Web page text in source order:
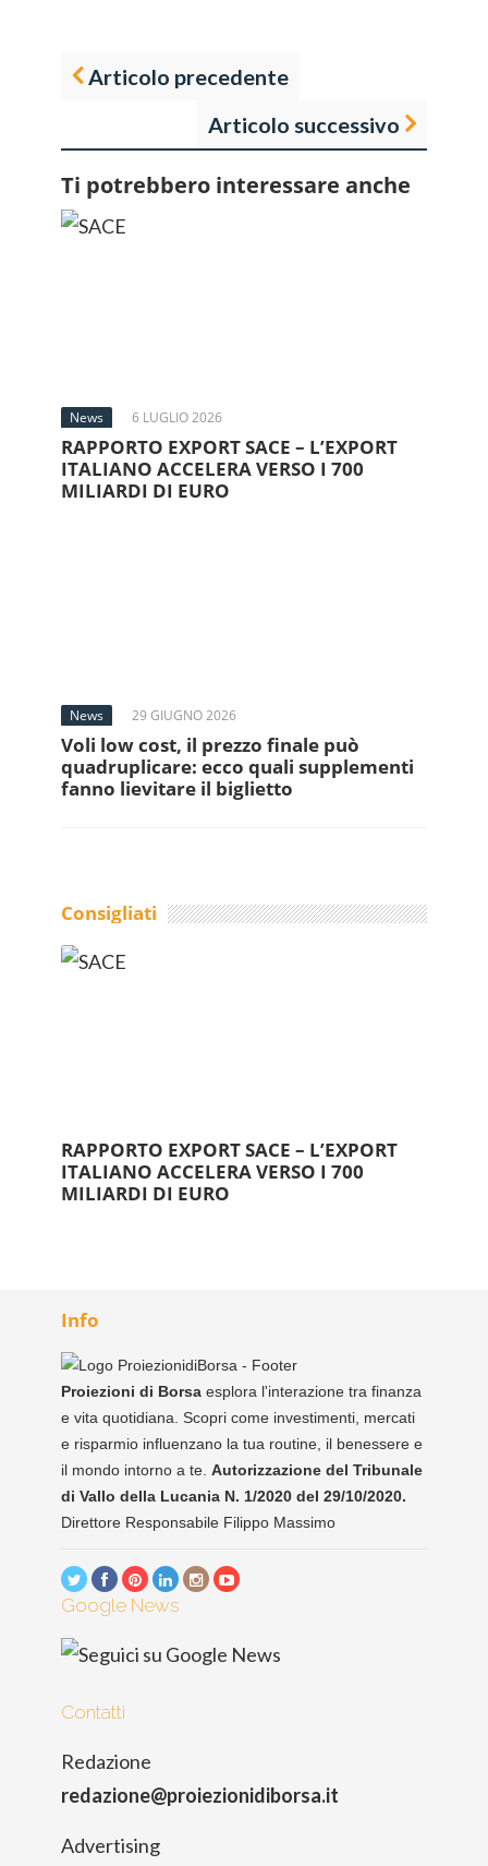
Articolo precedente
Articolo successivo
Ti potrebbero interessare anche
News 6 LUGLIO 2026
RAPPORTO EXPORT SACE – L’EXPORT
ITALIANO ACCELERA VERSO I 700
MILIARDI DI EURO
News 29 GIUGNO 2026
Voli low cost, il prezzo finale può
quadruplicare: ecco quali supplementi
fanno lievitare il biglietto
Consigliati
RAPPORTO EXPORT SACE – L’EXPORT
ITALIANO ACCELERA VERSO I 700
MILIARDI DI EURO
Info
Proiezioni di Borsa esplora l'interazione tra finanza
e vita quotidiana. Scopri come investimenti, mercati
e risparmio influenzano la tua routine, il benessere e
il mondo intorno a te. Autorizzazione del Tribunale
di Vallo della Lucania N. 1/2020 del 29/10/2020.
Direttore Responsabile Filippo Massimo
Google News
Contatti
Redazione
redazione@proiezionidiborsa.it
Advertising